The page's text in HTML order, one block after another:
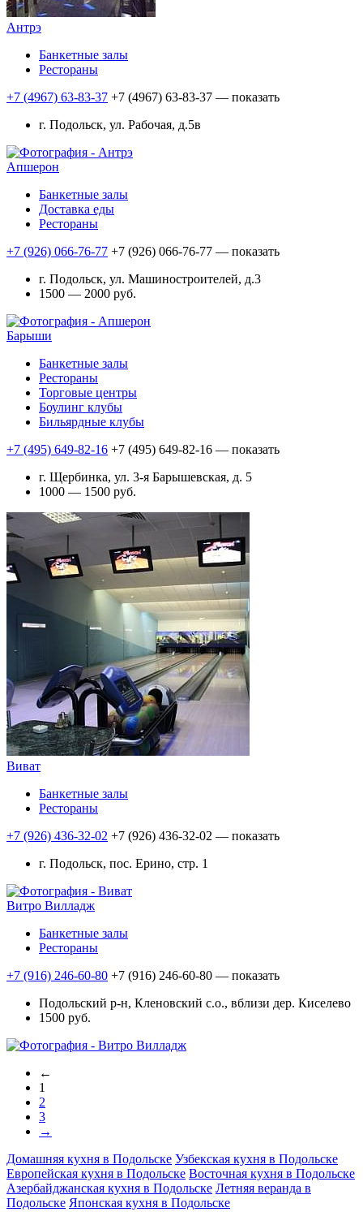
Антрэ
Банкетные залы
Рестораны
+7 (4967) 63-83-37 +7 (4967) 63-83-37 — показать
г. Подольск, ул. Рабочая, д.5в
Апшерон
Банкетные залы
Доставка еды
Рестораны
+7 (926) 066-76-77 +7 (926) 066-76-77 — показать
г. Подольск, ул. Машиностроителей, д.3
1500 — 2000 руб.
Барыши
Банкетные залы
Рестораны
Торговые центры
Боулинг клубы
Бильярдные клубы
+7 (495) 649-82-16 +7 (495) 649-82-16 — показать
г. Щербинка, ул. 3-я Барышевская, д. 5
1000 — 1500 руб.
Виват
Банкетные залы
Рестораны
+7 (926) 436-32-02 +7 (926) 436-32-02 — показать
г. Подольск, пос. Ерино, стр. 1
Витро Вилладж
Банкетные залы
Рестораны
+7 (916) 246-60-80 +7 (916) 246-60-80 — показать
Подольский р-н, Кленовский с.о., вблизи дер. Киселево
1500 руб.
←
1
2
3
→
Домашняя кухня в Подольске Узбекская кухня в Подольске
Европейская кухня в Подольске Восточная кухня в Подольске
Азербайджанская кухня в Подольске Летняя веранда в
Подольске Японская кухня в Подольске